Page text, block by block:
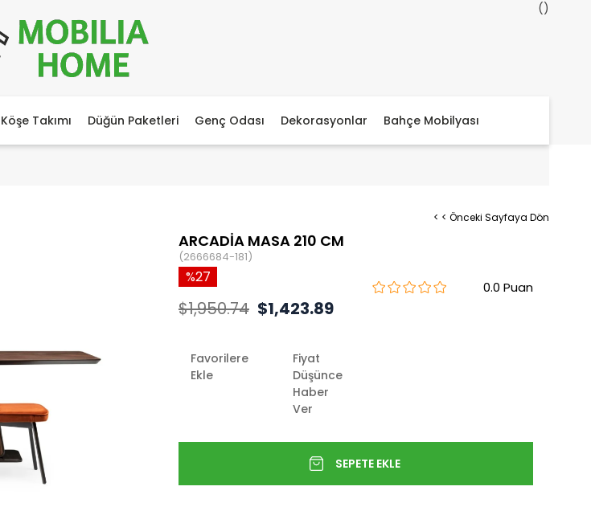
Köşe Takımı Düğün Paketleri Genç Odası Dekorasyonlar Bahçe Mobilyası
< < Önceki Sayfaya Dön
ARCADİA MASA 210 CM
(2666684-181)
0.0
27
$1,950.74 $1,423.89
Favorilere
Ekle
Fiyat
Düşünce
Haber
Ver